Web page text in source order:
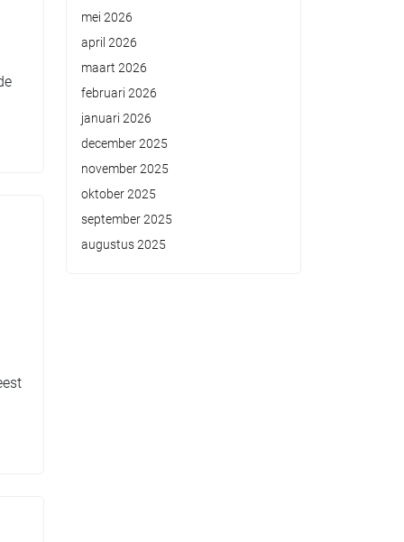
mei 2026
april 2026
maart 2026
februari 2026
januari 2026
december 2025
november 2025
oktober 2025
september 2025
augustus 2025